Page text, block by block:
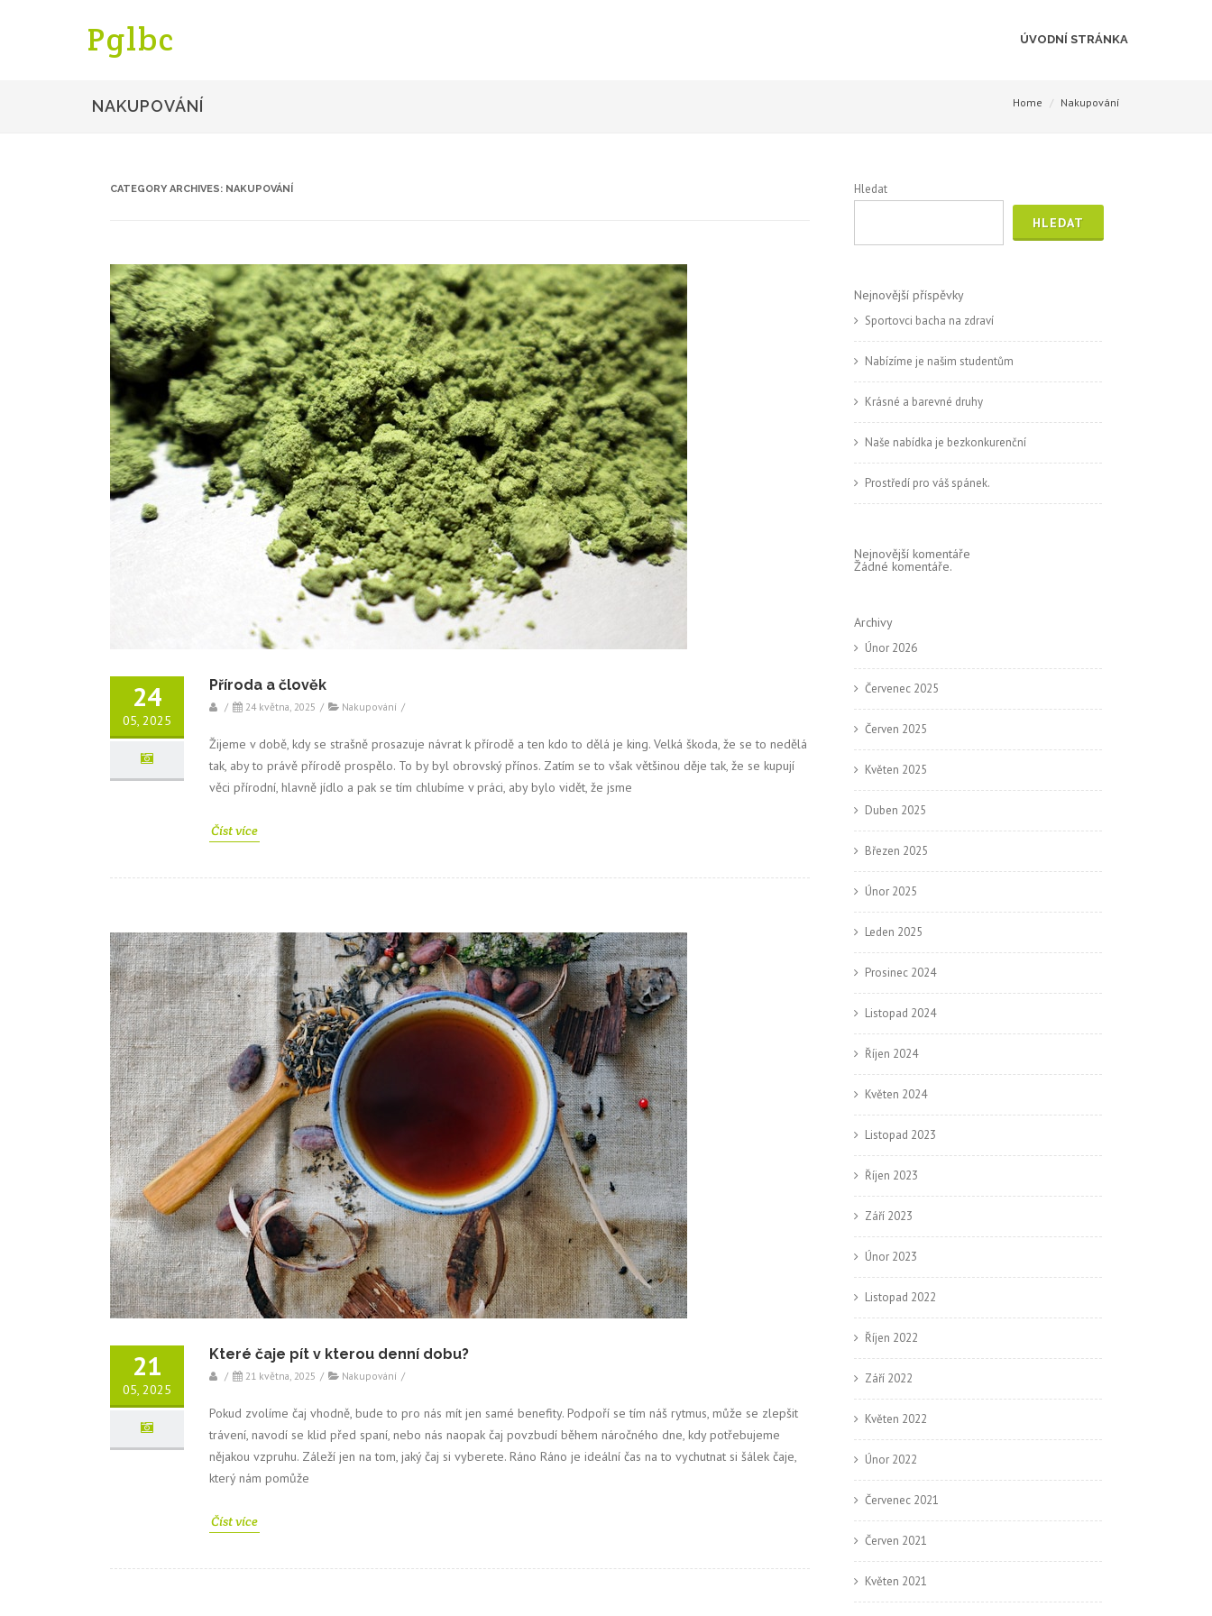
Pglbc ÚVODNÍ STRÁNKA
NAKUPOVÁNÍ Home Nakupování
CATEGORY ARCHIVES: NAKUPOVÁNÍ
24
05, 2025
Příroda a člověk
/ 24 května, 2025 / Nakupování /
Žijeme v době, kdy se strašně prosazuje návrat k přírodě a ten kdo to dělá je king. Velká škoda, že se to nedělá
tak, aby to právě přírodě prospělo. To by byl obrovský přínos. Zatím se to však většinou děje tak, že se kupují
věci přírodní, hlavně jídlo a pak se tím chlubíme v práci, aby bylo vidět, že jsme
Číst více
21
05, 2025
Které čaje pít v kterou denní dobu?
/ 21 května, 2025 / Nakupování /
Pokud zvolíme čaj vhodně, bude to pro nás mít jen samé benefity. Podpoří se tím náš rytmus, může se zlepšit
trávení, navodí se klid před spaní, nebo nás naopak čaj povzbudí během náročného dne, kdy potřebujeme
nějakou vzpruhu. Záleží jen na tom, jaký čaj si vyberete. Ráno Ráno je ideální čas na to vychutnat si šálek čaje,
který nám pomůže
Číst více
Hledat
HLEDAT
Nejnovější příspěvky
Sportovci bacha na zdraví
Nabízíme je našim studentům
Krásné a barevné druhy
Naše nabídka je bezkonkurenční
Prostředí pro váš spánek.
Nejnovější komentáře
Žádné komentáře.
Archivy
Únor 2026
Červenec 2025
Červen 2025
Květen 2025
Duben 2025
Březen 2025
Únor 2025
Leden 2025
Prosinec 2024
Listopad 2024
Říjen 2024
Květen 2024
Listopad 2023
Říjen 2023
Září 2023
Únor 2023
Listopad 2022
Říjen 2022
Září 2022
Květen 2022
Únor 2022
Červenec 2021
Červen 2021
Květen 2021